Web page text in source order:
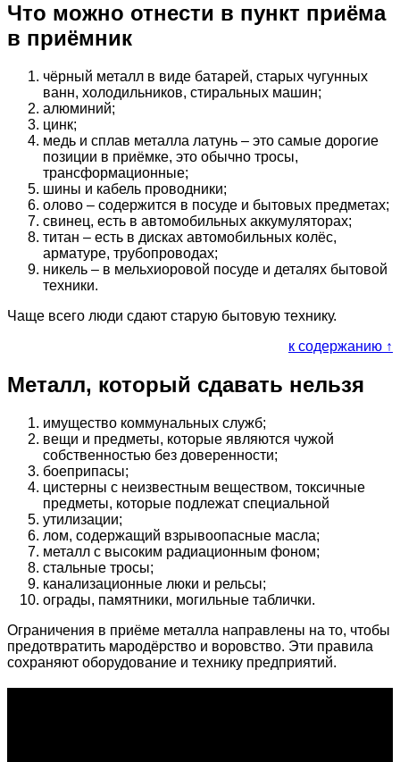
Что можно отнести в пункт приёма
в приёмник
чёрный металл в виде батарей, старых чугунных
ванн, холодильников, стиральных машин;
алюминий;
цинк;
медь и сплав металла латунь – это самые дорогие
позиции в приёмке, это обычно тросы,
трансформационные;
шины и кабель проводники;
олово – содержится в посуде и бытовых предметах;
свинец, есть в автомобильных аккумуляторах;
титан – есть в дисках автомобильных колёс,
арматуре, трубопроводах;
никель – в мельхиоровой посуде и деталях бытовой
техники.
Чаще всего люди сдают старую бытовую технику.
к содержанию ↑
Металл, который сдавать нельзя
имущество коммунальных служб;
вещи и предметы, которые являются чужой
собственностью без доверенности;
боеприпасы;
цистерны с неизвестным веществом, токсичные
предметы, которые подлежат специальной
утилизации;
лом, содержащий взрывоопасные масла;
металл с высоким радиационным фоном;
стальные тросы;
канализационные люки и рельсы;
ограды, памятники, могильные таблички.
Ограничения в приёме металла направлены на то, чтобы
предотвратить мародёрство и воровство. Эти правила
сохраняют оборудование и технику предприятий.